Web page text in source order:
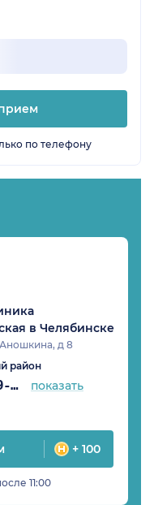
по телефону
в Челябинске
д 8
район
+7 (930) 079-05-39 показать
+ 100
11:00